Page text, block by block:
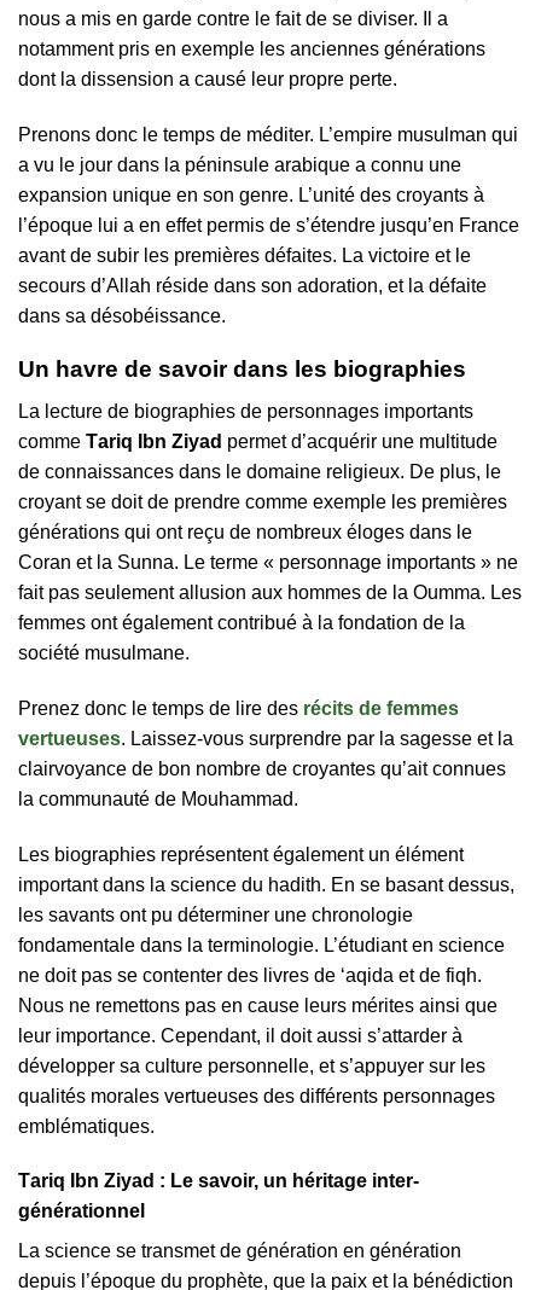
nous a mis en garde contre le fait de se diviser. Il a
notamment pris en exemple les anciennes générations
dont la dissension a causé leur propre perte.
Prenons donc le temps de méditer. L’empire musulman qui
a vu le jour dans la péninsule arabique a connu une
expansion unique en son genre. L’unité des croyants à
l’époque lui a en effet permis de s’étendre jusqu’en France
avant de subir les premières défaites. La victoire et le
secours d’Allah réside dans son adoration, et la défaite
dans sa désobéissance.
Un havre de savoir dans les biographies
La lecture de biographies de personnages importants
comme Таrіq Іbn Zіyаd permet d’acquérir une multitude
de connaissances dans le domaine religieux. De plus, le
croyant se doit de prendre comme exemple les premières
générations qui ont reçu de nombreux éloges dans le
Coran et la Sunna. Le terme « personnage importants » ne
fait pas seulement allusion aux hommes de la Oumma. Les
femmes ont également contribué à la fondation de la
société musulmane.
Prenez donc le temps de lire des récits de femmes
vertueuses. Laissez-vous surprendre par la sagesse et la
clairvoyance de bon nombre de croyantes qu’ait connues
la communauté de Mouhammad.
Les biographies représentent également un élément
important dans la science du hadith. En se basant dessus,
les savants ont pu déterminer une chronologie
fondamentale dans la terminologie. L’étudiant en science
ne doit pas se contenter des livres de ‘aqida et de fiqh.
Nous ne remettons pas en cause leurs mérites ainsi que
leur importance. Cependant, il doit aussi s’attarder à
développer sa culture personnelle, et s’appuyer sur les
qualités morales vertueuses des différents personnages
emblématiques.
Таrіq Іbn Zіyаd : Le savoir, un héritage inter-
générationnel
La science se transmet de génération en génération
depuis l’époque du prophète, que la paix et la bénédiction